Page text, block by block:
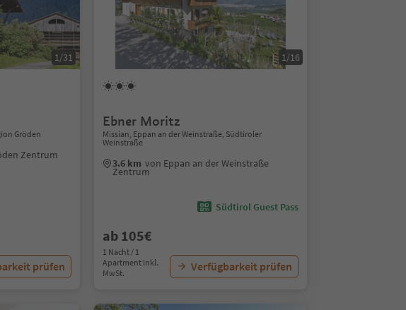
1/31
Gröden
Zentrum
prüfen
1/16
Ebner Moritz
Missian, Eppan an der Weinstraße, Südtiroler
Weinstraße
3.6 km von Eppan an der Weinstraße
Zentrum
Südtirol Guest Pass
ab 105€
1 Nacht / 1
Apartment Inkl.
MwSt.
Verfügbarkeit prüfen